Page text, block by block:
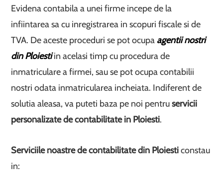
Evidena contabila a unei firme incepe de la
infiintarea sa cu inregistrarea in scopuri fiscale si de
TVA. De aceste proceduri se pot ocupa agentii nostri
din Ploiestiin acelasi timp cu procedura de
inmatriculare a firmei, sau se pot ocupa contabilii
nostri odata inmatricularea incheiata. Indiferent de
solutia aleasa, va puteti baza pe noi pentruservicii
personalizate de contabilitate in Ploiesti.
Serviciile noastre de contabilitate din Ploiesticonstau
in: